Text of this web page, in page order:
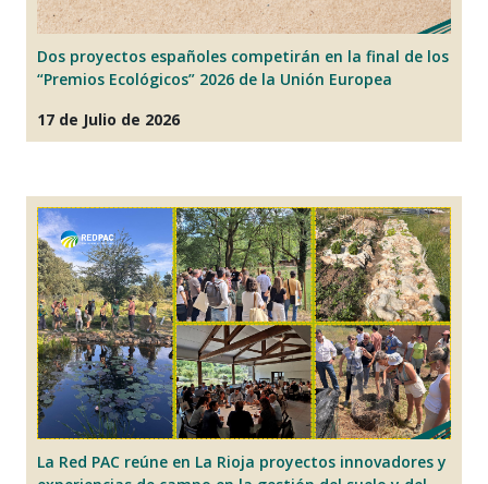
Dos proyectos españoles competirán en la final de los
“Premios Ecológicos” 2026 de la Unión Europea
17 de Julio de 2026
La Red PAC reúne en La Rioja proyectos innovadores y